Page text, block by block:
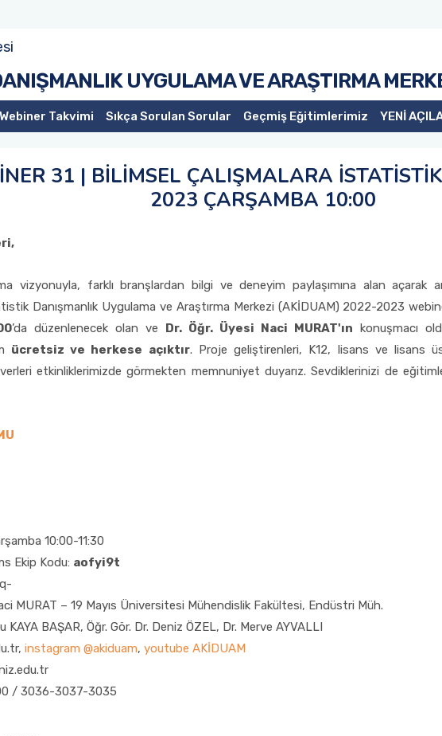
UYGULAMA VE ARAŞTIRMA
Webiner Takvimi Sıkça Sorulan Sorular Geçmiş Eğitimlerimiz YENİ
31 | BİLİMSEL ÇALIŞMALARA
2023 ÇARŞAMBA 10:00
vizyonuyla, farklı branşlardan bilgi ve deneyim paylaşımına alan açarak
Danışmanlık Uygulama ve Araştırma Merkezi (AKİDUAM) 2022-2023
’da düzenlenecek olan ve Dr. Öğr. Üyesi Naci MURAT'ın konuşmacı
ücretsiz ve herkese açıktır. Proje geliştirenleri, K12, lisans ve lisans
etkinliklerimizde görmekten memnuniyet duyarız. Sevdiklerinizi de
10:00-11:30
Kodu: aofyi9t
– 19 Mayıs Üniversitesi Mühendislik Fakültesi, Endüstri Müh.
BAŞAR, Öğr. Gör. Dr. Deniz ÖZEL, Dr. Merve AYVALLI
instagram @akiduam, youtube AKİDUAM
3036-3037-3035